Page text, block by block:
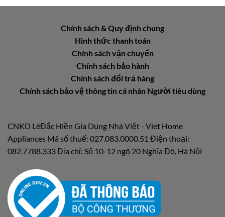
Chính sách & Quy định chung
Hình thức thanh toán
Chính sách vận chuyển
Chính sách bảo hành
Chính sách đổi trả hàng
Chính sách bảo vệ thông tin cá nhân Người tiêu dùng
CNKD LêĐắc Hiền Gia Dụng Nhà Việt - Viet Home
Appliances Mã số thuế: 027.083.0000.51 Điện thoại:
082.7788.333 Địa chỉ: Số 10-12 ngõ 20 Nghĩa Đô, Hà Nội